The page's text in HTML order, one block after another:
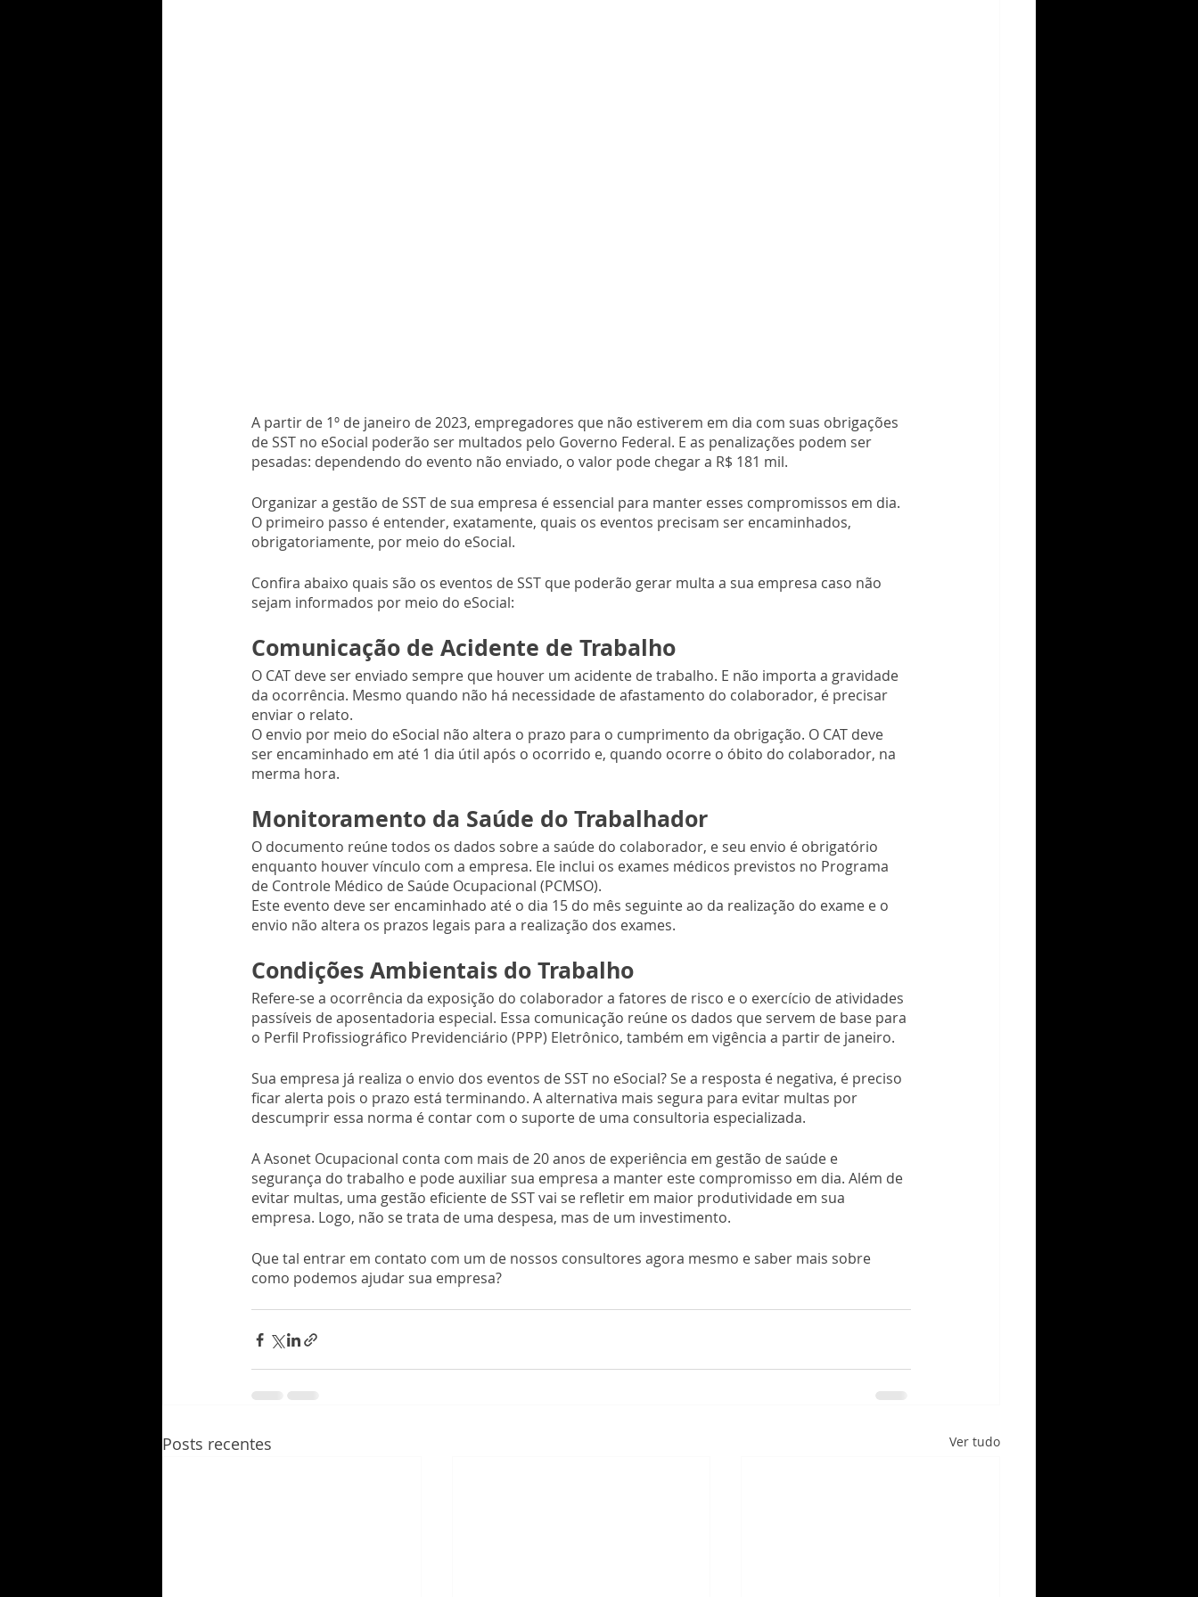
A partir de 1º de janeiro de 2023, empregadores que não estiverem em dia com suas obrigações
de SST no eSocial poderão ser multados pelo Governo Federal. E as penalizações podem ser
pesadas: dependendo do evento não enviado, o valor pode chegar a R$ 181 mil.
Organizar a gestão de SST de sua empresa é essencial para manter esses compromissos em dia.
O primeiro passo é entender, exatamente, quais os eventos precisam ser encaminhados,
obrigatoriamente, por meio do eSocial.
Confira abaixo quais são os eventos de SST que poderão gerar multa a sua empresa caso não
sejam informados por meio do eSocial:
Comunicação de Acidente de Trabalho
O CAT deve ser enviado sempre que houver um acidente de trabalho. E não importa a gravidade
da ocorrência. Mesmo quando não há necessidade de afastamento do colaborador, é precisar
enviar o relato.
O envio por meio do eSocial não altera o prazo para o cumprimento da obrigação. O CAT deve
ser encaminhado em até 1 dia útil após o ocorrido e, quando ocorre o óbito do colaborador, na
merma hora.
Monitoramento da Saúde do Trabalhador
O documento reúne todos os dados sobre a saúde do colaborador, e seu envio é obrigatório
enquanto houver vínculo com a empresa. Ele inclui os exames médicos previstos no Programa
de Controle Médico de Saúde Ocupacional (PCMSO).
Este evento deve ser encaminhado até o dia 15 do mês seguinte ao da realização do exame e o
envio não altera os prazos legais para a realização dos exames.
Condições Ambientais do Trabalho
Refere-se a ocorrência da exposição do colaborador a fatores de risco e o exercício de atividades
passíveis de aposentadoria especial. Essa comunicação reúne os dados que servem de base para
o Perfil Profissiográfico Previdenciário (PPP) Eletrônico, também em vigência a partir de janeiro.
Sua empresa já realiza o envio dos eventos de SST no eSocial? Se a resposta é negativa, é preciso
ficar alerta pois o prazo está terminando. A alternativa mais segura para evitar multas por
descumprir essa norma é contar com o suporte de uma consultoria especializada.
A Asonet Ocupacional conta com mais de 20 anos de experiência em gestão de saúde e
segurança do trabalho e pode auxiliar sua empresa a manter este compromisso em dia. Além de
evitar multas, uma gestão eficiente de SST vai se refletir em maior produtividade em sua
empresa. Logo, não se trata de uma despesa, mas de um investimento.
Que tal entrar em contato com um de nossos consultores agora mesmo e saber mais sobre
como podemos ajudar sua empresa?
Posts recentes Ver tudo